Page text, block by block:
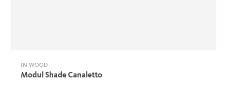
IN WOOD
Modul Shade Canaletto